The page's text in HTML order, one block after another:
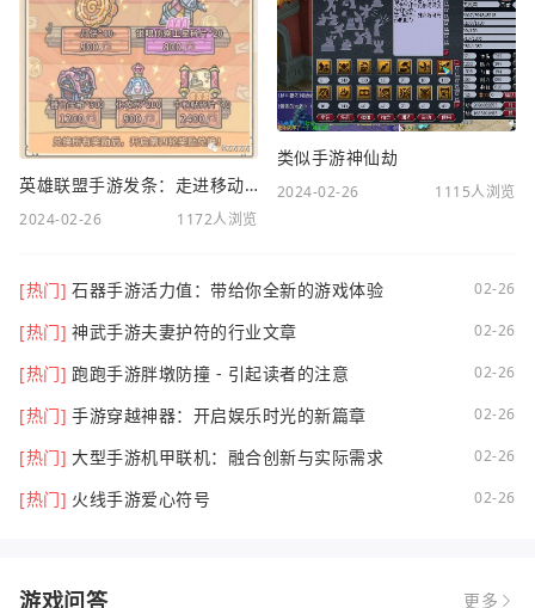
英雄联盟手游发条：走进移动电竞新时代
2024-02-26 1172人浏览
类似手游神仙劫
2024-02-26 1115人浏览
[热门] 石器手游活力值：带给你全新的游戏体验 02-26
[热门] 神武手游夫妻护符的行业文章 02-26
[热门] 跑跑手游胖墩防撞 - 引起读者的注意 02-26
[热门] 手游穿越神器：开启娱乐时光的新篇章 02-26
[热门] 大型手游机甲联机：融合创新与实际需求 02-26
[热门] 火线手游爱心符号 02-26
游戏问答 更多